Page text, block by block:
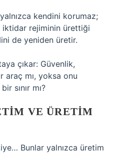
kendini korumaz;
iktidar rejiminin ürettiği
de yeniden üretir.
çıkar: Güvenlik,
araç mı, yoksa onu
sınır mı?
VE ÜRETIM
Bunlar yalnızca üretim